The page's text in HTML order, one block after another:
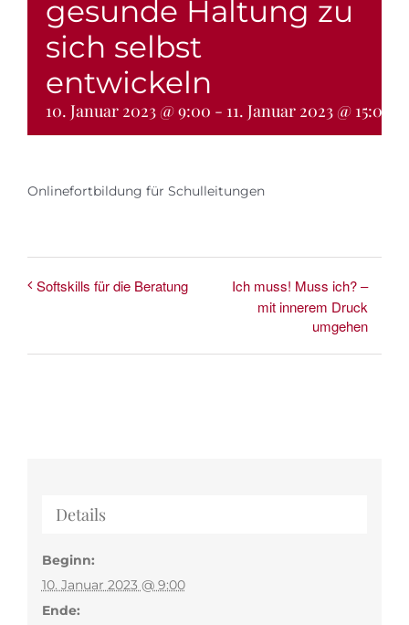
Bücher
Andrea Länger
gesunde Haltung zu
sich selbst
entwickeln
10. Januar 2023 @ 9:00 - 11. Januar 2023 @ 15:00
Onlinefortbildung für Schulleitungen
Softskills für die Beratung
Ich muss! Muss ich? –
mit innerem Druck
umgehen
Details
Beginn:
10. Januar 2023 @ 9:00
Ende: